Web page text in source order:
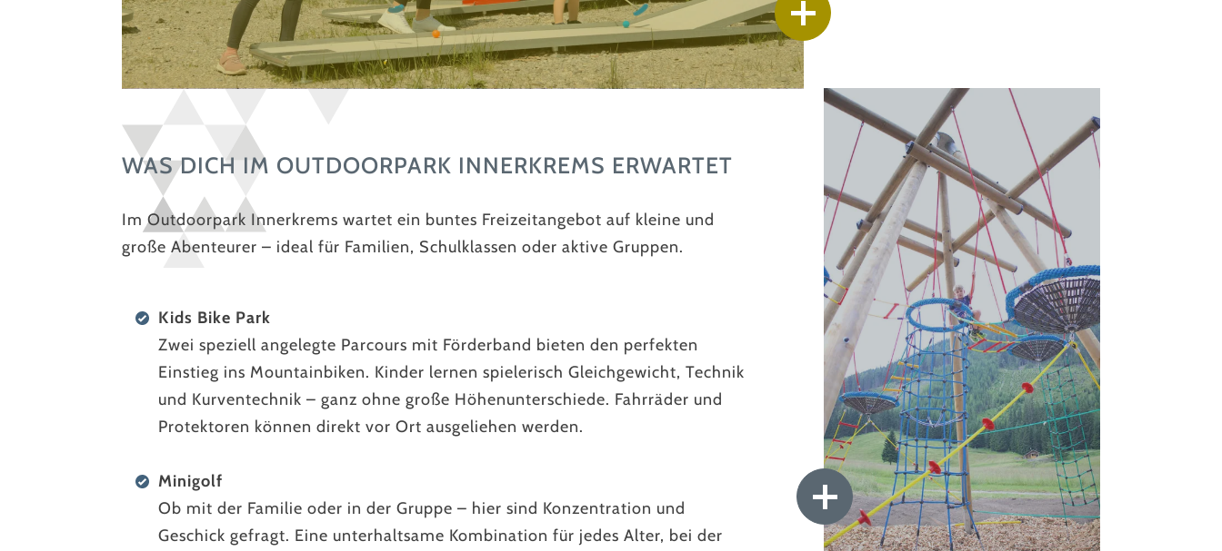
WAS DICH IM OUTDOORPARK INNERKREMS ERWARTET
Im Outdoorpark Innerkrems wartet ein buntes Freizeitangebot auf kleine und
große Abenteurer – ideal für Familien, Schulklassen oder aktive Gruppen.
Kids Bike Park
Zwei speziell angelegte Parcours mit Förderband bieten den perfekten
Einstieg ins Mountainbiken. Kinder lernen spielerisch Gleichgewicht, Technik
und Kurventechnik – ganz ohne große Höhenunterschiede. Fahrräder und
Protektoren können direkt vor Ort ausgeliehen werden.
Minigolf
Ob mit der Familie oder in der Gruppe – hier sind Konzentration und
Geschick gefragt. Eine unterhaltsame Kombination für jedes Alter, bei der